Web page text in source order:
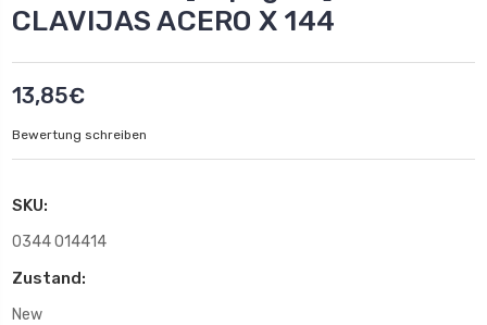
CLAVIJAS ACERO X 144
13,85€
Bewertung schreiben
SKU:
0344 014414
Zustand:
New